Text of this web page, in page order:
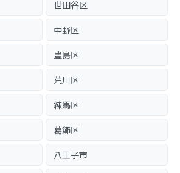
世田谷区
中野区
豊島区
荒川区
練馬区
葛飾区
八王子市